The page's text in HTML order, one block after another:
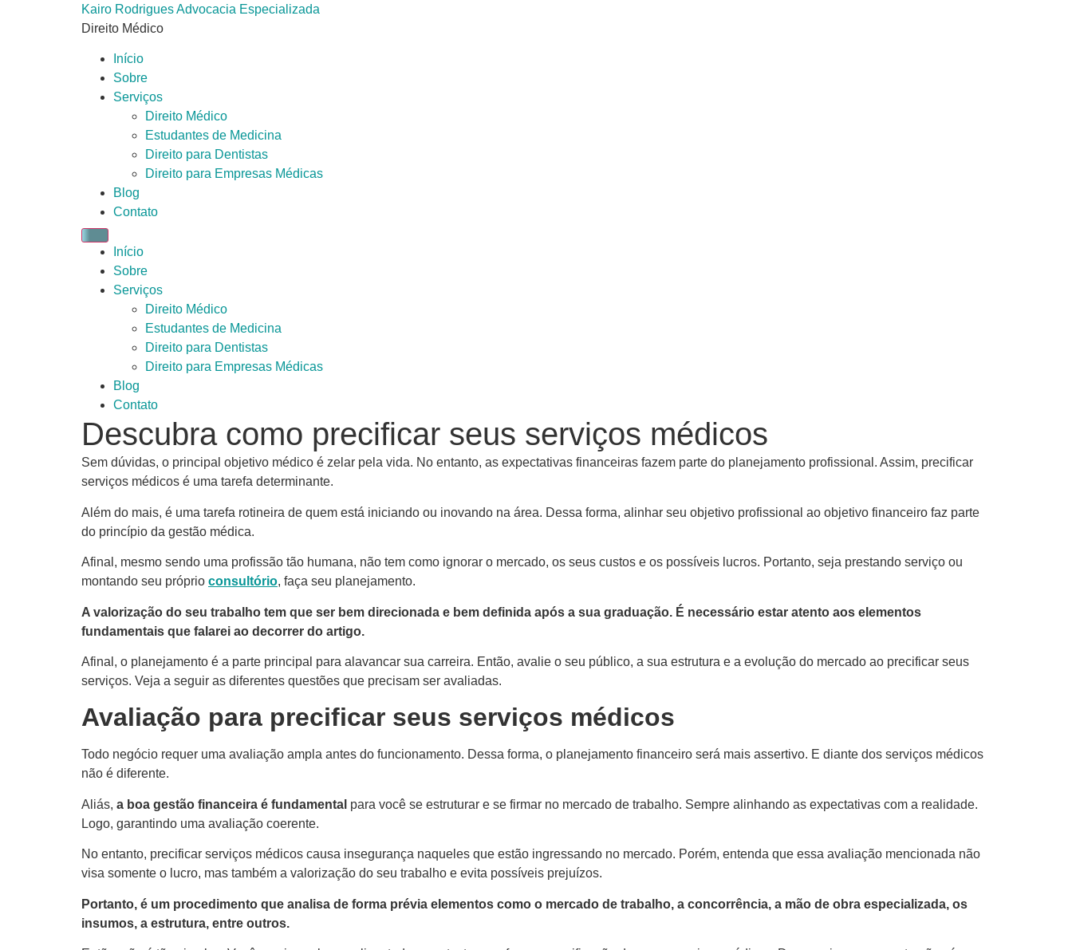
Kairo Rodrigues Advocacia Especializada
Direito Médico
Início
Sobre
Serviços
Direito Médico
Estudantes de Medicina
Direito para Dentistas
Direito para Empresas Médicas
Blog
Contato
Início
Sobre
Serviços
Direito Médico
Estudantes de Medicina
Direito para Dentistas
Direito para Empresas Médicas
Blog
Contato
Descubra como precificar seus serviços médicos
Sem dúvidas, o principal objetivo médico é zelar pela vida. No entanto, as expectativas financeiras fazem parte do planejamento profissional. Assim, precificar
serviços médicos é uma tarefa determinante.
Além do mais, é uma tarefa rotineira de quem está iniciando ou inovando na área. Dessa forma, alinhar seu objetivo profissional ao objetivo financeiro faz parte
do princípio da gestão médica.
Afinal, mesmo sendo uma profissão tão humana, não tem como ignorar o mercado, os seus custos e os possíveis lucros. Portanto, seja prestando serviço ou
montando seu próprio consultório, faça seu planejamento.
A valorização do seu trabalho tem que ser bem direcionada e bem definida após a sua graduação. É necessário estar atento aos elementos
fundamentais que falarei ao decorrer do artigo.
Afinal, o planejamento é a parte principal para alavancar sua carreira. Então, avalie o seu público, a sua estrutura e a evolução do mercado ao precificar seus
serviços. Veja a seguir as diferentes questões que precisam ser avaliadas.
Avaliação para precificar seus serviços médicos
Todo negócio requer uma avaliação ampla antes do funcionamento. Dessa forma, o planejamento financeiro será mais assertivo. E diante dos serviços médicos
não é diferente.
Aliás, a boa gestão financeira é fundamental para você se estruturar e se firmar no mercado de trabalho. Sempre alinhando as expectativas com a realidade.
Logo, garantindo uma avaliação coerente.
No entanto, precificar serviços médicos causa insegurança naqueles que estão ingressando no mercado. Porém, entenda que essa avaliação mencionada não
visa somente o lucro, mas também a valorização do seu trabalho e evita possíveis prejuízos.
Portanto, é um procedimento que analisa de forma prévia elementos como o mercado de trabalho, a concorrência, a mão de obra especializada, os
insumos, a estrutura, entre outros.